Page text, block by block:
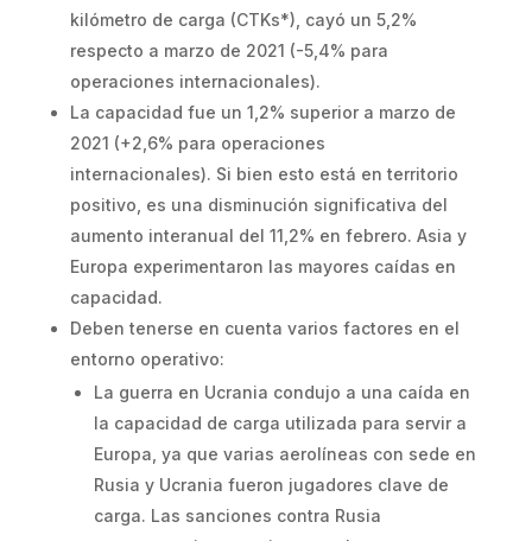
kilómetro de carga (CTKs*), cayó un 5,2%
respecto a marzo de 2021 (-5,4% para
operaciones internacionales).
La capacidad fue un 1,2% superior a marzo de
2021 (+2,6% para operaciones
internacionales). Si bien esto está en territorio
positivo, es una disminución significativa del
aumento interanual del 11,2% en febrero. Asia y
Europa experimentaron las mayores caídas en
capacidad.
Deben tenerse en cuenta varios factores en el
entorno operativo:
La guerra en Ucrania condujo a una caída en
la capacidad de carga utilizada para servir a
Europa, ya que varias aerolíneas con sede en
Rusia y Ucrania fueron jugadores clave de
carga. Las sanciones contra Rusia